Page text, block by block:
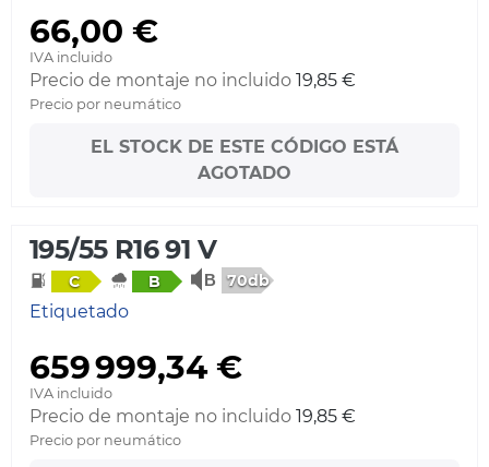
66,00 €
IVA incluido
Precio de montaje no incluido 19,85 €
Precio por neumático
EL STOCK DE ESTE CÓDIGO ESTÁ
AGOTADO
195/55 R16 91 V
C B 70db
Etiquetado
659 999,34 €
IVA incluido
Precio de montaje no incluido 19,85 €
Precio por neumático